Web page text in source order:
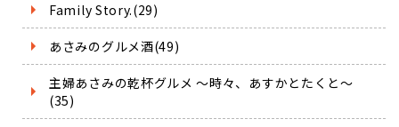
Family Story.(29)
あさみのグルメ酒(49)
主婦あさみの乾杯グルメ ～時々、あすかとたくと～
(35)